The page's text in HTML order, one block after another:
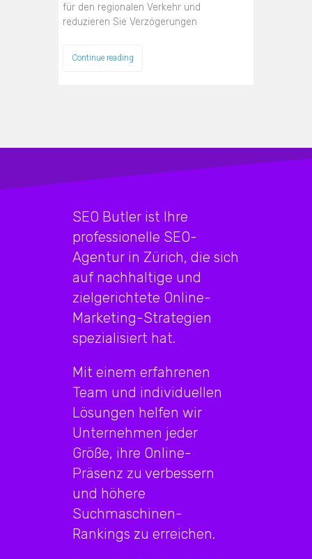
für den regionalen Verkehr und
reduzieren Sie Verzögerungen
Continue reading
SEO Butler ist Ihre
professionelle SEO-
Agentur in Zürich, die sich
auf nachhaltige und
zielgerichtete Online-
Marketing-Strategien
spezialisiert hat.
Mit einem erfahrenen
Team und individuellen
Lösungen helfen wir
Unternehmen jeder
Größe, ihre Online-
Präsenz zu verbessern
und höhere
Suchmaschinen-
Rankings zu erreichen.